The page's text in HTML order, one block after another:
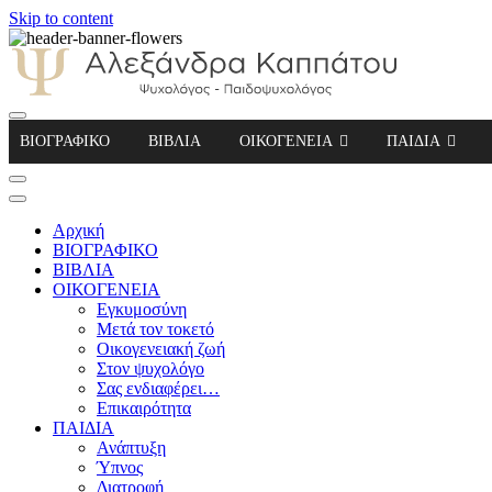
Skip to content
Αλεξάνδρα Καππάτου Ψυχολόγος –
ΒΙΟΓΡΑΦΙΚΟ ΒΙΒΛΙΑ ΟΙΚΟΓΕΝΕΙΑ ΠΑΙΔΙΑ
Αρχική
ΒΙΟΓΡΑΦΙΚΟ
ΒΙΒΛΙΑ
ΟΙΚΟΓΕΝΕΙΑ
Εγκυμοσύνη
Μετά τον τοκετό
Οικογενειακή ζωή
Στον ψυχολόγο
Σας ενδιαφέρει…
Επικαιρότητα
ΠΑΙΔΙΑ
Ανάπτυξη
Ύπνος
Διατροφή